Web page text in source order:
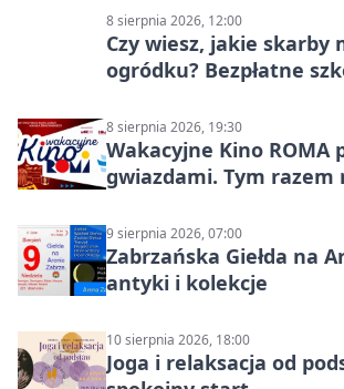
8 sierpnia 2026, 12:00
Czy wiesz, jakie skarby
ogródku? Bezpłatne
8 sierpnia 2026, 19:30
Wakacyjne Kino ROMA
gwiazdami. Tym razem
9 sierpnia 2026, 07:00
Zabrzańska Giełda na
antyki i kolekcje
10 sierpnia 2026, 18:00
Joga i relaksacja od